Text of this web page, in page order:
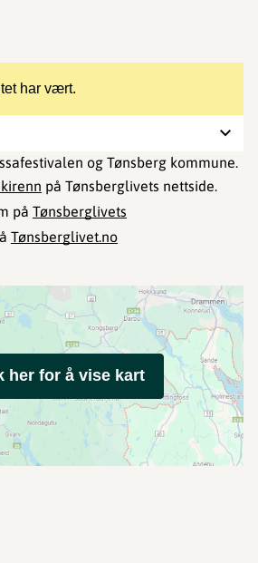
har vært.
og Tønsberg kommune.
på Tønsberglivets nettside.
på Tønsberglivets
Tønsberglivet.no
her for å vise kart